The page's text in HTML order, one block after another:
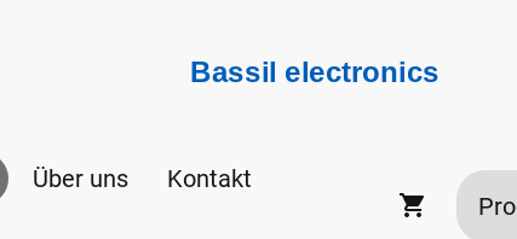
Bassil electronics
Über uns
Kontakt